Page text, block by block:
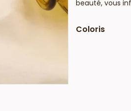
beauté, vous
de chaînes,
françaises et
Coloris